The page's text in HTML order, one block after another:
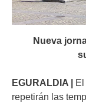
Nueva
EGURALDIA |
repetirán las